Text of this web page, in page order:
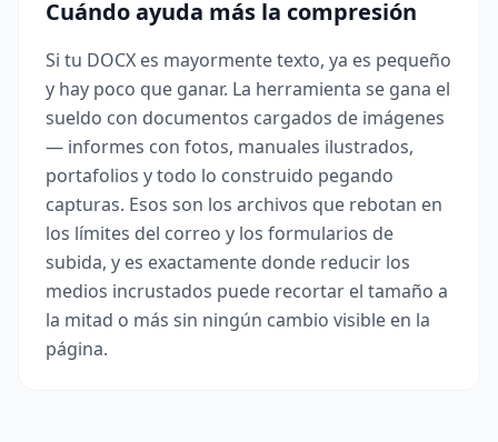
Cuándo ayuda más la compresión
Si tu DOCX es mayormente texto, ya es pequeño
y hay poco que ganar. La herramienta se gana el
sueldo con documentos cargados de imágenes
— informes con fotos, manuales ilustrados,
portafolios y todo lo construido pegando
capturas. Esos son los archivos que rebotan en
los límites del correo y los formularios de
subida, y es exactamente donde reducir los
medios incrustados puede recortar el tamaño a
la mitad o más sin ningún cambio visible en la
página.